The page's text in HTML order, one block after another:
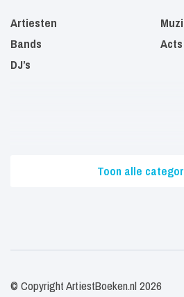
Artiesten
Bands
DJ’s
Toon alle
© Copyright ArtiestBoeken.nl 2026